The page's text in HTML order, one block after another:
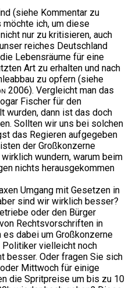
(siehe Kommentar zu
ich, um diese
nur zu kritisieren, auch
reiches Deutschland
Lebensräume für eine
Art zu erhalten und nach
zu opfern (siehe
2006). Vergleicht man das
Fischer für den
wurden, dann ist das doch
Sollten wir uns bei solchen
das Regieren aufgegeben
der Großkonzerne
wundern, warum beim
nichts herausgekommen
Umgang mit Gesetzen in
sind wir wirklich besser?
oder den Bürger
Rechtsvorschriften in
dabei um Großkonzerne
Politiker vielleicht noch
besser. Oder fragen Sie sich
Mittwoch für einige
die Spritpreise um bis zu 10